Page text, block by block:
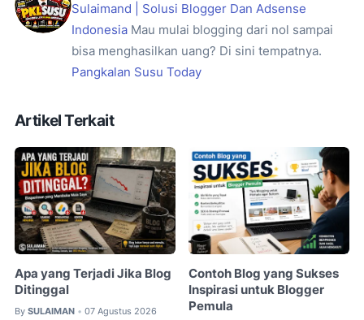
Sulaimand | Solusi Blogger Dan Adsense
Indonesia Mau mulai blogging dari nol sampai
bisa menghasilkan uang? Di sini tempatnya.
Pangkalan Susu Today
Artikel Terkait
Apa yang Terjadi Jika Blog
Ditinggal
By SULAIMAN • 07 Agustus 2026
Contoh Blog yang Sukses
Inspirasi untuk Blogger
Pemula